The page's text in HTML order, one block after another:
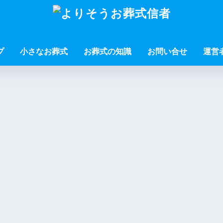
小さなお葬式 お葬式の知識 お問い合せ 運営